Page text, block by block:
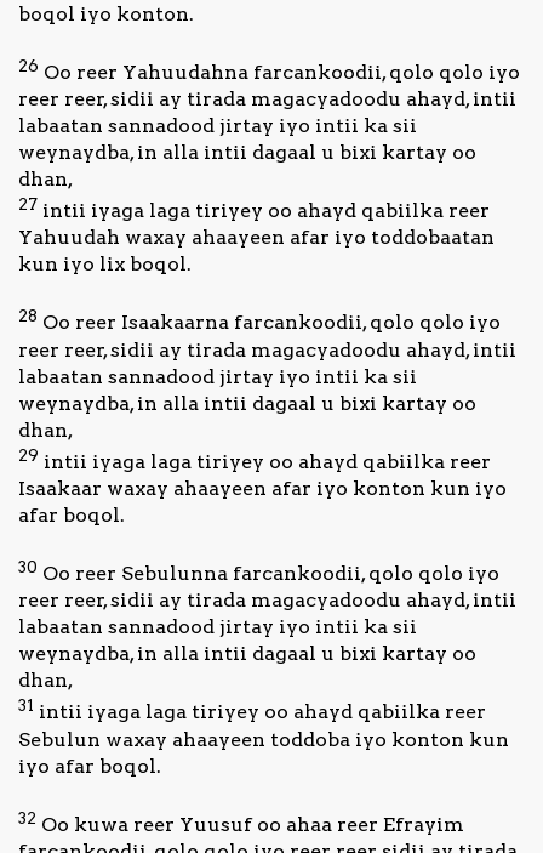
boqol iyo konton.
26 Oo reer Yahuudahna farcankoodii, qolo qolo iyo
reer reer, sidii ay tirada magacyadoodu ahayd, intii
labaatan sannadood jirtay iyo intii ka sii
weynaydba, in alla intii dagaal u bixi kartay oo
dhan,
27 intii iyaga laga tiriyey oo ahayd qabiilka reer
Yahuudah waxay ahaayeen afar iyo toddobaatan
kun iyo lix boqol.
28 Oo reer Isaakaarna farcankoodii, qolo qolo iyo
reer reer, sidii ay tirada magacyadoodu ahayd, intii
labaatan sannadood jirtay iyo intii ka sii
weynaydba, in alla intii dagaal u bixi kartay oo
dhan,
29 intii iyaga laga tiriyey oo ahayd qabiilka reer
Isaakaar waxay ahaayeen afar iyo konton kun iyo
afar boqol.
30 Oo reer Sebulunna farcankoodii, qolo qolo iyo
reer reer, sidii ay tirada magacyadoodu ahayd, intii
labaatan sannadood jirtay iyo intii ka sii
weynaydba, in alla intii dagaal u bixi kartay oo
dhan,
31 intii iyaga laga tiriyey oo ahayd qabiilka reer
Sebulun waxay ahaayeen toddoba iyo konton kun
iyo afar boqol.
32 Oo kuwa reer Yuusuf oo ahaa reer Efrayim